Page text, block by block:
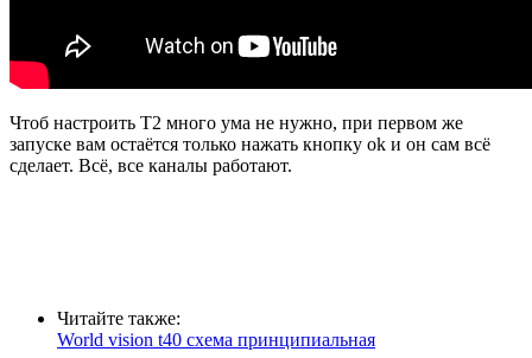
Чтоб настроить Т2 много ума не нужно, при первом же
запуске вам остаётся только нажать кнопку ok и он сам всё
сделает. Всё, все каналы работают.
Читайте также:
World vision t40 схема принципиальная